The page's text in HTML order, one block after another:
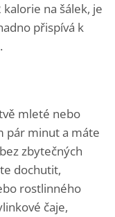
na šálek, je
přispívá k
mleté nebo
pár minut a máte
zbytečných
dochutit,
rostlinného
čaje,